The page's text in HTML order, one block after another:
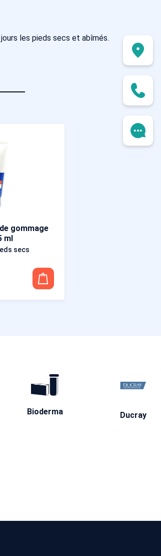
les pieds secs et abîmés.
gommage
ml
secs
Bioderma Ducray